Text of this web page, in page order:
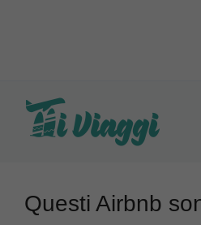
Questi Airbnb